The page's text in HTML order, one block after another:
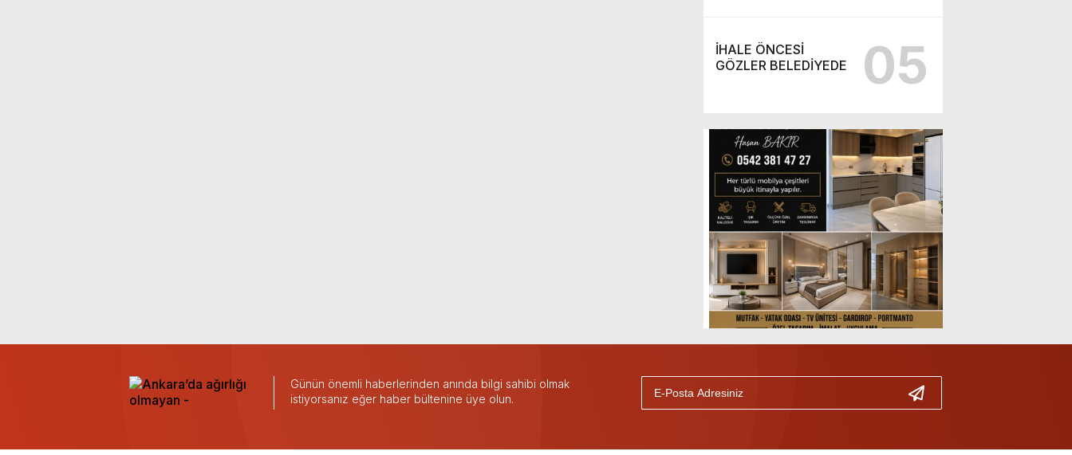
İHALE ÖNCESİ
GÖZLER BELEDİYEDE
05
Günün önemli haberlerinden anında bilgi sahibi olmak
istiyorsanız eğer haber bültenine üye olun.